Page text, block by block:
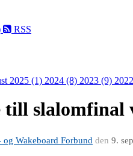
RSS
2025 (1) 2024 (8) 2023 (9)
till slalomfinal
og Wakeboard Forbund den 9.